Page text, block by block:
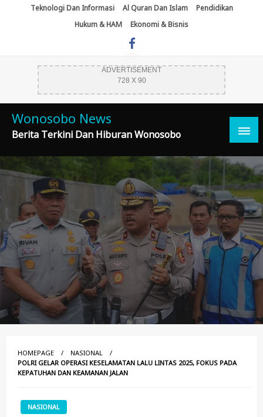
Teknologi Dan Informasi Al Quran Dan Islam
Pendidikan
Hukum & HAM
Ekonomi & Bisnis
ADVERTISEMENT
728 X 90
Wonosobo News
Berita Terkini Dan Hiburan Wonosobo
HOMEPAGE
NASIONAL
POLRI GELAR OPERASI KESELAMATAN LALU LINTAS 2025, FOKUS PADA
KEPATUHAN DAN KEAMANAN JALAN
NASIONAL